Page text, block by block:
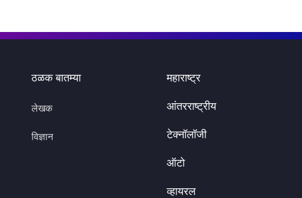
ठळक बातम्या
लेखक
विज्ञान
महाराष्ट्र
आंतरराष्ट्रीय
टेक्नॉलॉजी
ऑटो
व्हायरल